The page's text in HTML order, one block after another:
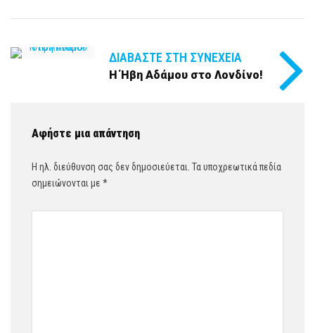
ΔΙΑΒΆΣΤΕ ΣΤΗ ΣΥΝΈΧΕΙΑ
Η Ήβη Αδάμου στο Λονδίνο!
Αφήστε μια απάντηση
Η ηλ. διεύθυνση σας δεν δημοσιεύεται. Τα υποχρεωτικά πεδία
σημειώνονται με *